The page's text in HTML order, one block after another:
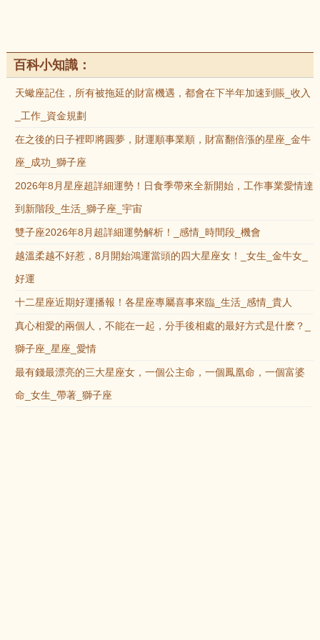
百科小知識：
天蠍座記住，所有被拖延的財富機遇，都會在下半年加速到賬_收入
_工作_資金規劃
在之後的日子裡即將圓夢，財運順事業順，財富翻倍漲的星座_金牛
座_成功_獅子座
2026年8月星座超詳細運勢！日食季帶來全新開始，工作事業愛情達
到新階段_生活_獅子座_宇宙
雙子座2026年8月超詳細運勢解析！_感情_時間段_機會
越溫柔越不好惹，8月開始鴻運當頭的四大星座女！_女生_金牛女_
好運
十二星座近期好運播報！各星座專屬喜事來臨_生活_感情_貴人
真心相愛的兩個人，不能在一起，分手後相處的最好方式是什麽？_
獅子座_星座_愛情
最有錢最漂亮的三大星座女，一個公主命，一個鳳凰命，一個富婆
命_女生_帶著_獅子座